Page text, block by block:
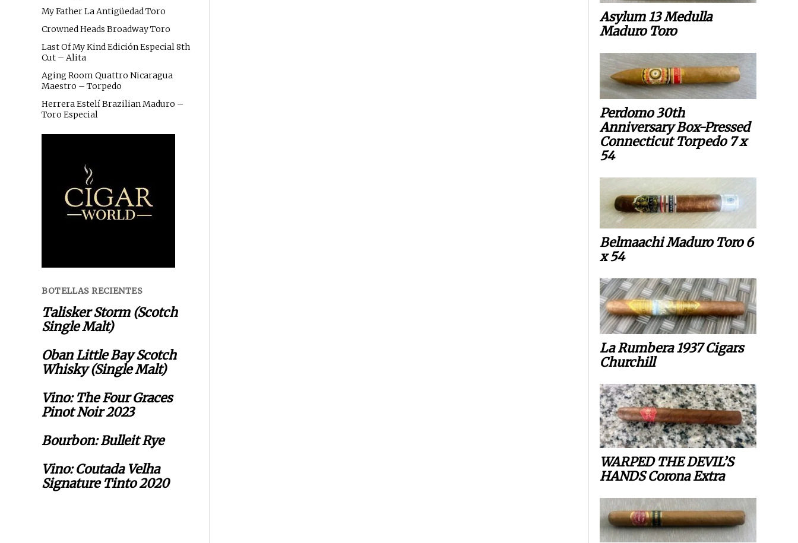
My Father La Antigüedad Toro
Crowned Heads Broadway Toro
Last Of My Kind Edición Especial 8th
Cut – Alita
Aging Room Quattro Nicaragua
Maestro – Torpedo
Herrera Estelí Brazilian Maduro –
Toro Especial
BOTELLAS RECIENTES
Talisker Storm (Scotch
Single Malt)
Oban Little Bay Scotch
Whisky (Single Malt)
Vino: The Four Graces
Pinot Noir 2023
Bourbon: Bulleit Rye
Vino: Coutada Velha
Signature Tinto 2020
Asylum 13 Medulla
Maduro Toro
Perdomo 30th
Anniversary Box-Pressed
Connecticut Torpedo 7 x
54
Belmaachi Maduro Toro 6
x 54
La Rumbera 1937 Cigars
Churchill
WARPED THE DEVIL’S
HANDS Corona Extra